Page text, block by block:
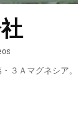
３Ａマグネシア。